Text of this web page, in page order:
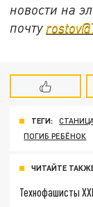
новости на
почту
ТЕГИ:
ПОГИБ РЕБЁНОК
ЧИТАЙТЕ
Технофашисты